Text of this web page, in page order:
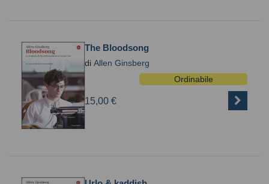
The Bloodsong
di Allen Ginsberg
Ordinabile
15,00 €